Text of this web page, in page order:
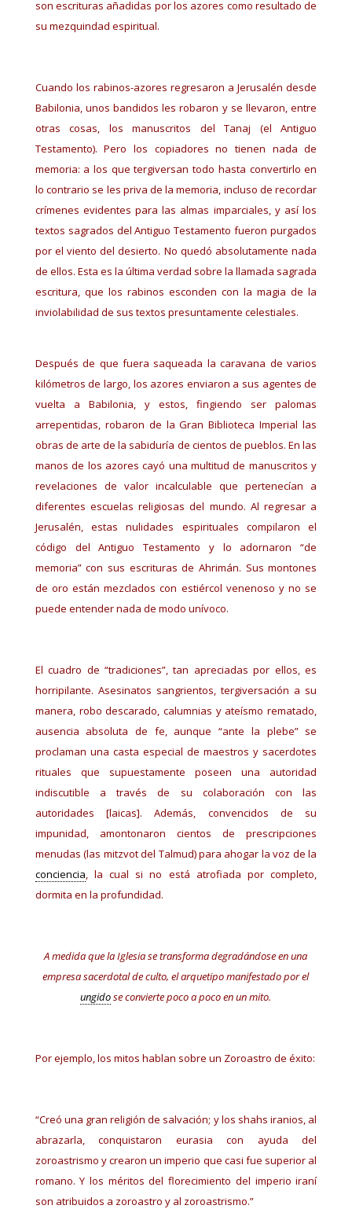
son escrituras añadidas por los azores como resultado de
su mezquindad espiritual.
Cuando los rabinos-azores regresaron a Jerusalén desde
Babilonia, unos bandidos les robaron y se llevaron, entre
otras cosas, los manuscritos del Tanaj (el Antiguo
Testamento). Pero los copiadores no tienen nada de
memoria: a los que tergiversan todo hasta convertirlo en
lo contrario se les priva de la memoria, incluso de recordar
crímenes evidentes para las almas imparciales, y así los
textos sagrados del Antiguo Testamento fueron purgados
por el viento del desierto. No quedó absolutamente nada
de ellos. Esta es la última verdad sobre la llamada sagrada
escritura, que los rabinos esconden con la magia de la
inviolabilidad de sus textos presuntamente celestiales.
Después de que fuera saqueada la caravana de varios
kilómetros de largo, los azores enviaron a sus agentes de
vuelta a Babilonia, y estos, fingiendo ser palomas
arrepentidas, robaron de la Gran Biblioteca Imperial las
obras de arte de la sabiduría de cientos de pueblos. En las
manos de los azores cayó una multitud de manuscritos y
revelaciones de valor incalculable que pertenecían a
diferentes escuelas religiosas del mundo. Al regresar a
Jerusalén, estas nulidades espirituales compilaron el
código del Antiguo Testamento y lo adornaron “de
memoria” con sus escrituras de Ahrimán. Sus montones
de oro están mezclados con estiércol venenoso y no se
puede entender nada de modo unívoco.
El cuadro de “tradiciones”, tan apreciadas por ellos, es
horripilante. Asesinatos sangrientos, tergiversación a su
manera, robo descarado, calumnias y ateísmo rematado,
ausencia absoluta de fe, aunque “ante la plebe” se
proclaman una casta especial de maestros y sacerdotes
rituales que supuestamente poseen una autoridad
indiscutible a través de su colaboración con las
autoridades [laicas]. Además, convencidos de su
impunidad, amontonaron cientos de prescripciones
menudas (las mitzvot del Talmud) para ahogar la voz de la
conciencia, la cual si no está atrofiada por completo,
dormita en la profundidad.
A medida que la Iglesia se transforma degradándose en una
empresa sacerdotal de culto, el arquetipo manifestado por el
ungidose convierte poco a poco en un mito.
Por ejemplo, los mitos hablan sobre un Zoroastro de éxito:
“Creó una gran religión de salvación; y los shahs iranios, al
abrazarla, conquistaron eurasia con ayuda del
zoroastrismo y crearon un imperio que casi fue superior al
romano. Y los méritos del florecimiento del imperio iraní
son atribuidos a zoroastro y al zoroastrismo.”